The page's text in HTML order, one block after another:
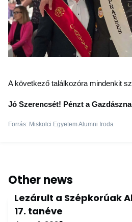
A következő találkozóra mindenkit
Jó Szerencsét! Pénzt a
Forrás: Miskolci Egyetem Alumni Iroda
Other news
Lezárult a Szépkorúak
17. tanéve